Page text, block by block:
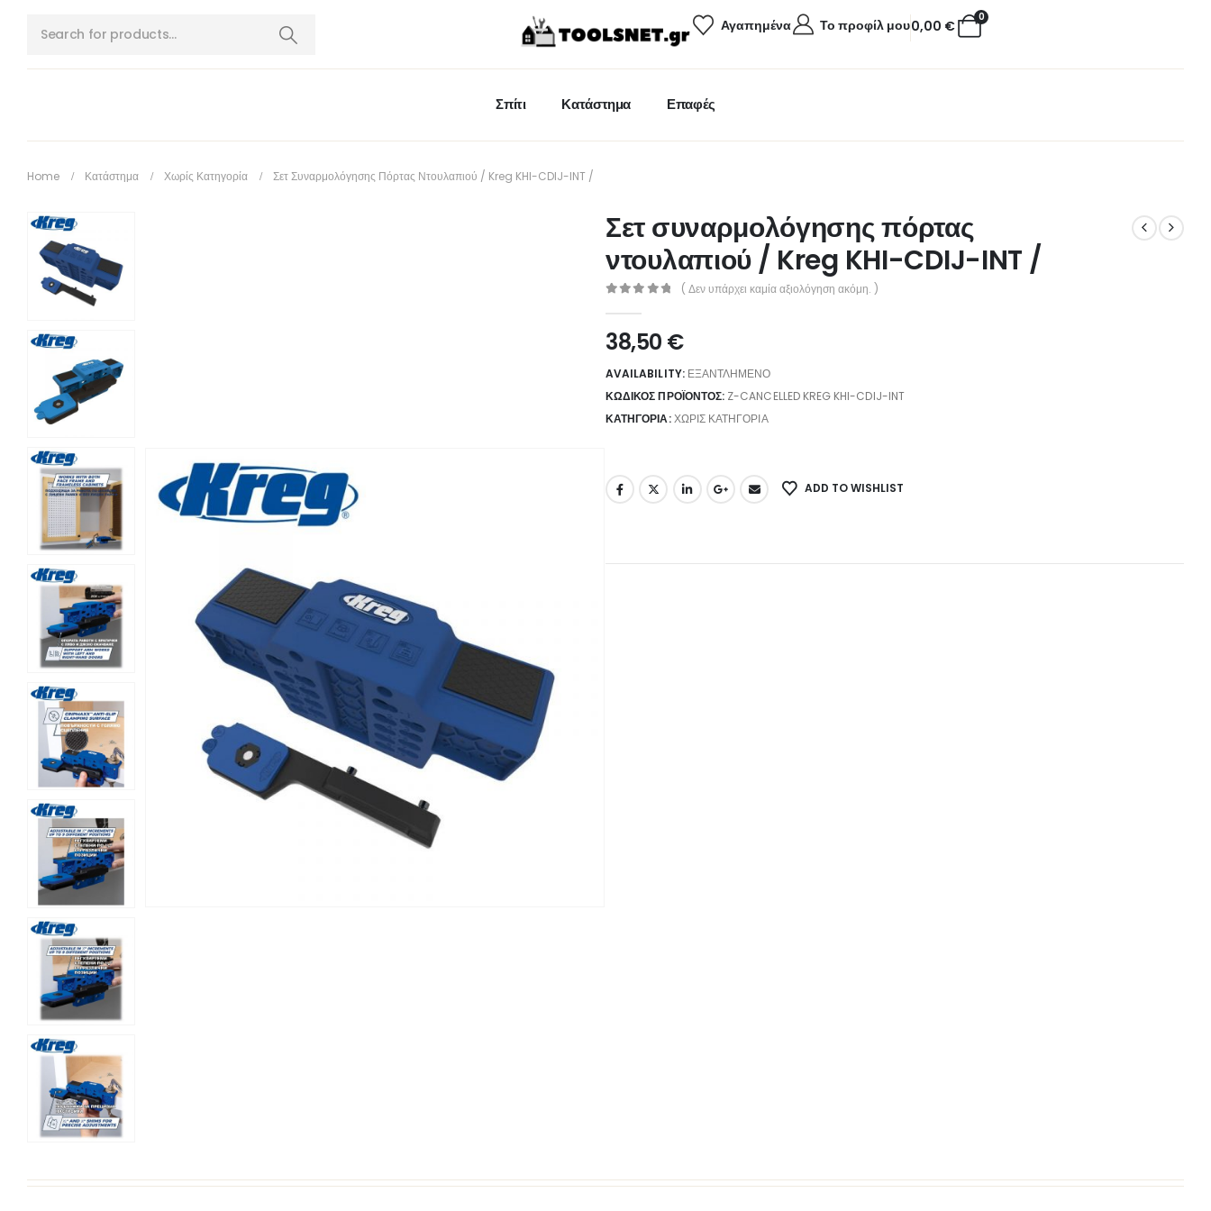
Αγαπημένα Το προφίλ μου 0
0,00 €
Σπίτι Κατάστημα Επαφές
Home Κατάστημα Χωρίς Κατηγορία Σετ Συναρμολόγησης Πόρτας Ντουλαπιού / Kreg KHI-CDIJ-INT /
Σετ συναρμολόγησης πόρτας
ντουλαπιού / Kreg KHI-CDIJ-INT /
( Δεν υπάρχει καμία αξιολόγηση ακόμη. )
38,50 €
AVAILABILITY: ΕΞΑΝΤΛΗΜΈΝΟ
ΚΩΔΙΚΌΣ ΠΡΟΪΌΝΤΟΣ: Z-CANCELLED KREG KHI-CDIJ-INT
ΚΑΤΗΓΟΡΊΑ:ΧΩΡΊΣ ΚΑΤΗΓΟΡΊΑ
ADD TO WISHLIST